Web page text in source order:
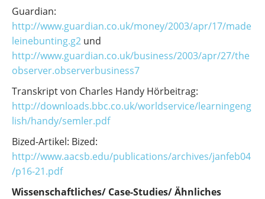
Guardian:
http://www.guardian.co.uk/money/2003/apr/17/made
leinebunting.g2 und
http://www.guardian.co.uk/business/2003/apr/27/the
observer.observerbusiness7
Transkript von Charles Handy Hörbeitrag:
http://downloads.bbc.co.uk/worldservice/learningeng
lish/handy/semler.pdf
Bized-Artikel: Bized:
http://www.aacsb.edu/publications/archives/janfeb04
/p16-21.pdf
Wissenschaftliches/ Case-Studies/ Ähnliches